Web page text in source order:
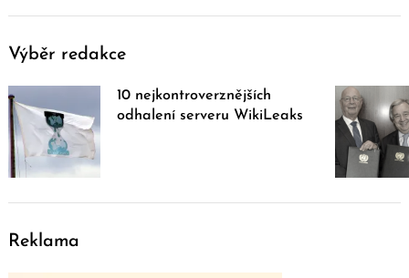
Výběr redakce
10 nejkontroverznějších
odhalení serveru WikiLeaks
Reklama